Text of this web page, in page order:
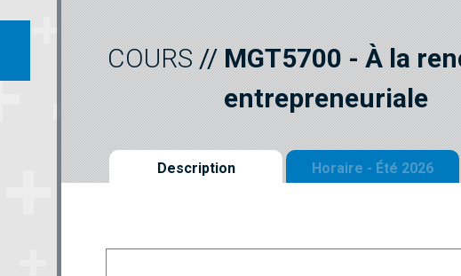
COURS // MGT5700 - À la
entrepreneuriale
Description Horaire - Été 2026